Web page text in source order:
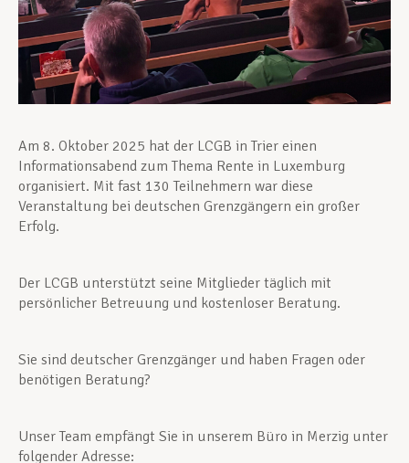
Aktuell
Am 8. Oktober 2025 hat der LCGB in Trier einen
Informationsabend zum Thema Rente in Luxemburg
organisiert. Mit fast 130 Teilnehmern war diese
Veranstaltung bei deutschen Grenzgängern ein großer
Erfolg.
Der LCGB unterstützt seine Mitglieder täglich mit
persönlicher Betreuung und kostenloser Beratung.
Sie sind deutscher Grenzgänger und haben Fragen oder
benötigen Beratung?
Unser Team empfängt Sie in unserem Büro in Merzig unter
folgender Adresse: